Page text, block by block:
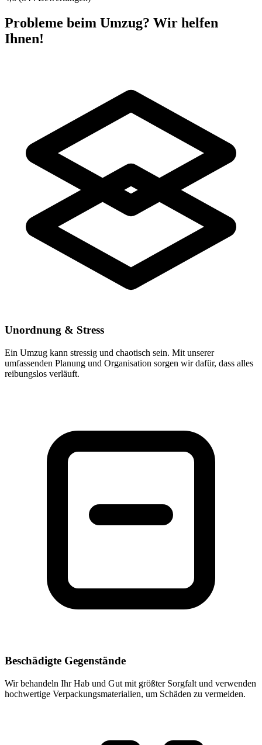
Probleme beim Umzug? Wir helfen
Ihnen!
Unordnung & Stress
Ein Umzug kann stressig und chaotisch sein. Mit unserer
umfassenden Planung und Organisation sorgen wir dafür, dass alles
reibungslos verläuft.
Beschädigte Gegenstände
Wir behandeln Ihr Hab und Gut mit größter Sorgfalt und verwenden
hochwertige Verpackungsmaterialien, um Schäden zu vermeiden.